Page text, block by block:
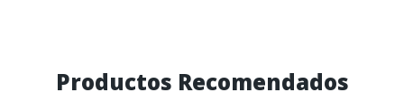
Productos Recomendados